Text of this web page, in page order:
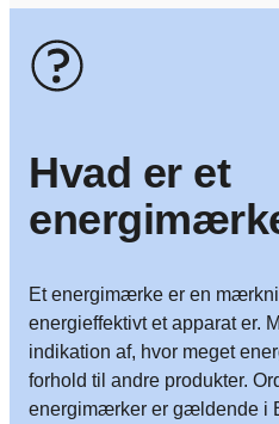
Hvad er et
Et energimærke er en
energieffektivt et apparat er.
indikation af, hvor meget
forhold til andre produkter.
energimærker er gældende i